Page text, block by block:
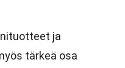
ja
tärkeä osa